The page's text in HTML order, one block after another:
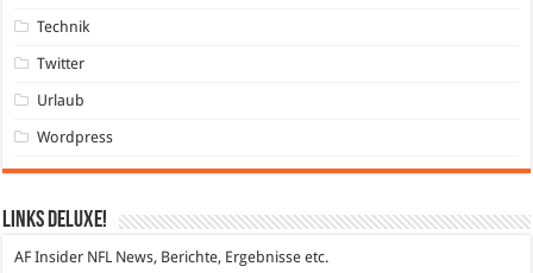
Technik
Twitter
Urlaub
Wordpress
Links DeLuXe!
AF Insider NFL News, Berichte, Ergebnisse etc.